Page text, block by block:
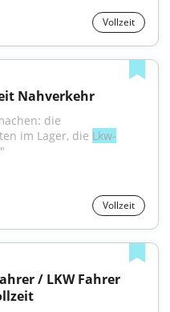
Vollzeit
Nahverkehr
die
im Lager, die Lkw-
Vollzeit
/ LKW Fahrer